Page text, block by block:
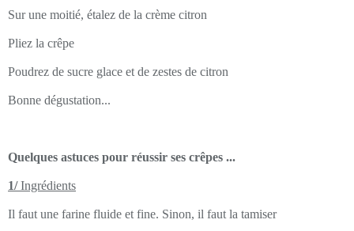
Sur une moitié, étalez de la crème citron
Pliez la crêpe
Poudrez de sucre glace et de zestes de citron
Bonne dégustation...
Quelques astuces pour réussir ses crêpes ...
1/Ingrédients
Il faut une farine fluide et fine. Sinon, il faut la tamiser